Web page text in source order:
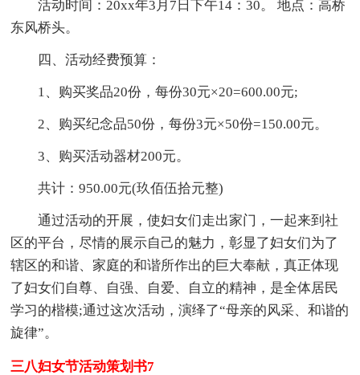
活动时间：20xx年3月7日下午14：30。 地点：高桥
东风桥头。
四、活动经费预算：
1、购买奖品20份，每份30元×20=600.00元;
2、购买纪念品50份，每份3元×50份=150.00元。
3、购买活动器材200元。
共计：950.00元(玖佰伍拾元整)
通过活动的开展，使妇女们走出家门，一起来到社
区的平台，尽情的展示自己的魅力，彰显了妇女们为了
辖区的和谐、家庭的和谐所作出的巨大奉献，真正体现
了妇女们自尊、自强、自爱、自立的精神，是全体居民
学习的楷模;通过这次活动，演绎了“母亲的风采、和谐的
旋律”。
三八妇女节活动策划书7